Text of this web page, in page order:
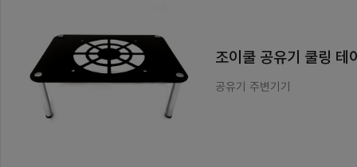
조이쿨 공유기 쿨링 테
공유기 주변기기